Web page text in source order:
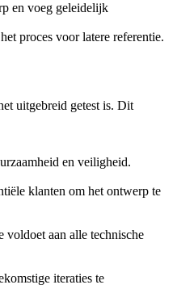
en voeg geleidelijk
proces voor latere referentie.
uitgebreid getest is. Dit
en veiligheid.
klanten om het ontwerp te
voldoet aan alle technische
iteraties te